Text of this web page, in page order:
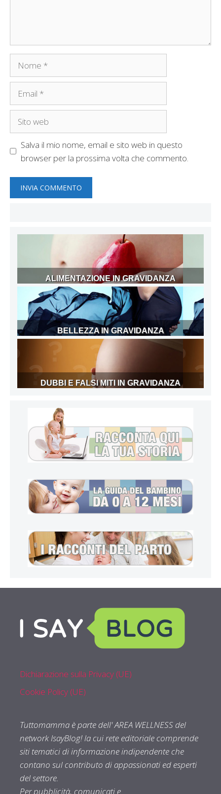
Nome
Email
Sito
Salva il mio nome, email e sito web in questo
browser per la prossima volta che commento.
ALIMENTAZIONE IN GRAVIDANZA
BELLEZZA IN GRAVIDANZA
DUBBI E FALSI MITI IN GRAVIDANZA
Dichiarazione sulla Privacy (UE)
Cookie Policy (UE)
Tuttomamma è parte dell' AREA WELLNESS del
network IsayBlog! la cui rete editoriale comprende
siti tematici di informazione indipendente che
contano sul contributo di appassionati ed esperti
del settore.
Per pubblicità, comunicati e